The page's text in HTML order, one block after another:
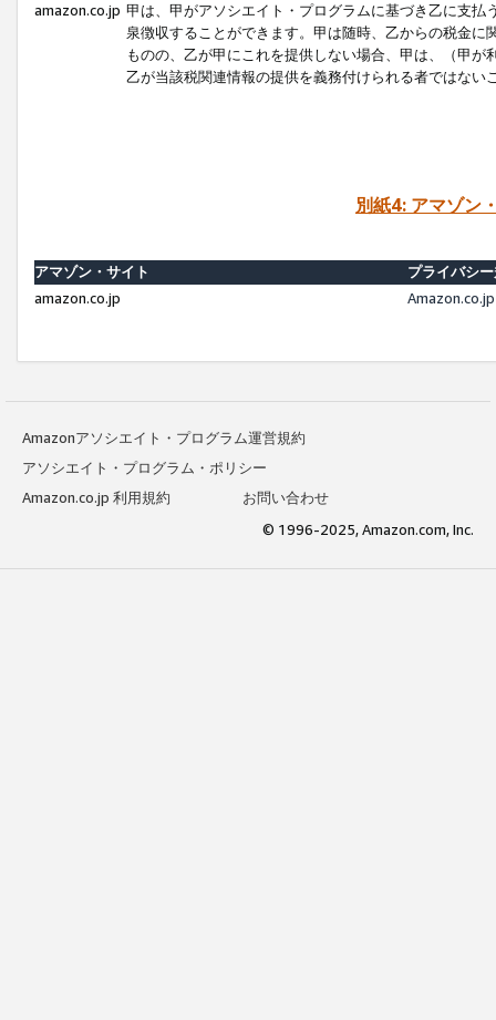
amazon.co.jp 甲は、甲がアソシエイト・プログラムに基づき乙に支
泉徴収することができます。甲は随時、乙からの税金
ものの、乙が甲にこれを提供しない場合、甲は、（甲
乙が当該税関連情報の提供を義務付けられる者ではな
別紙4: アマゾン
アマゾン・サイト
プライバシ
amazon.co.jp
Amazonアソシエイト・プログラム運営規約
アソシエイト・プログラム・ポリシー
Amazon.co.jp 利用規約
お問い合わせ
© 1996-2025, Amazon.com, Inc.